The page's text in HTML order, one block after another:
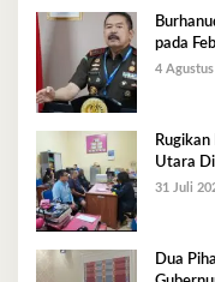
pada
4
Utara
31 Juli
Dua